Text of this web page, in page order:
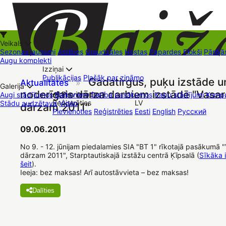
+37126545879 baizas@baizas.lv
Stādu grozs
Pievienoties /
Reģistrēties
Pievienoties Reģistrēties
LV
Eesti English Русский
Veikals
Sezonas jaunumi Astilbes Graudzāles Hostas Papardes Flokši
Augu komplekti
Kā iepirkties
Izziņai
Publikācijas Plašāk par zināmo
Galerija
Augi stādījumos Balkoniem Dalība pasākumos Kapu stādījumi
Stādu audzētava Video
Tirdzniecības vietas Kontakti Dāvanu kartes Augu komplekti
Aktualitātes » Gadatirgus, puķu izstāde
noderīgais dārza darbiem izstādē
dārzam 2011"
09.06.2011
No 9. - 12. jūnijam piedalamies SIA "BT 1" rīkotajā pasākumā
dārzam 2011", Starptautiskajā izstāžu centrā Ķīpsalā (Sīkāka
šeit).
Ieeja: bez maksas! Arī autostāvvieta – bez maksas!
Dalīties